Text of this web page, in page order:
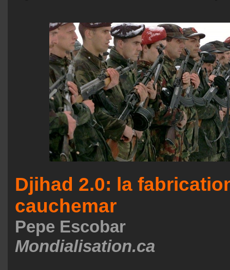
Djihad 2.0: la
cauchemar
Pepe Escobar
Mondialisation.ca